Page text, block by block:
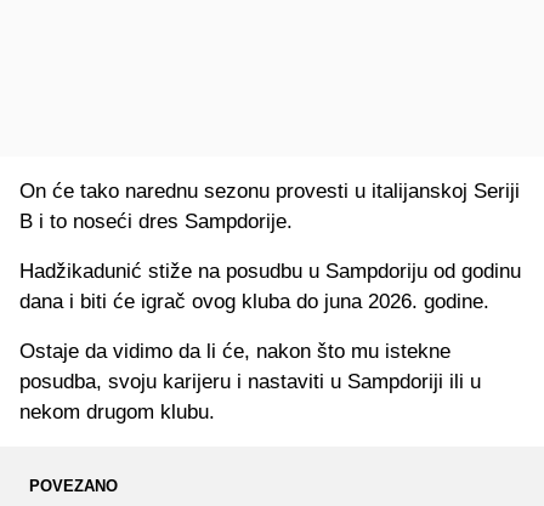
On će tako narednu sezonu provesti u italijanskoj Seriji
B i to noseći dres Sampdorije.
Hadžikadunić stiže na posudbu u Sampdoriju od godinu
dana i biti će igrač ovog kluba do juna 2026. godine.
Ostaje da vidimo da li će, nakon što mu istekne
posudba, svoju karijeru i nastaviti u Sampdoriji ili u
nekom drugom klubu.
POVEZANO